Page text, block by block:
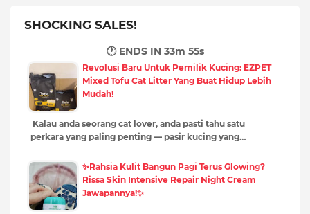
SHOCKING SALES!
🕐 ENDS IN 33m 53s
Revolusi Baru Untuk Pemilik Kucing: EZPET
Mixed Tofu Cat Litter Yang Buat Hidup Lebih
Mudah!
Kalau anda seorang cat lover, anda pasti tahu satu
perkara yang paling penting — pasir kucing yang…
✨Rahsia Kulit Bangun Pagi Terus Glowing?
Rissa Skin Intensive Repair Night Cream
Jawapannya!✨